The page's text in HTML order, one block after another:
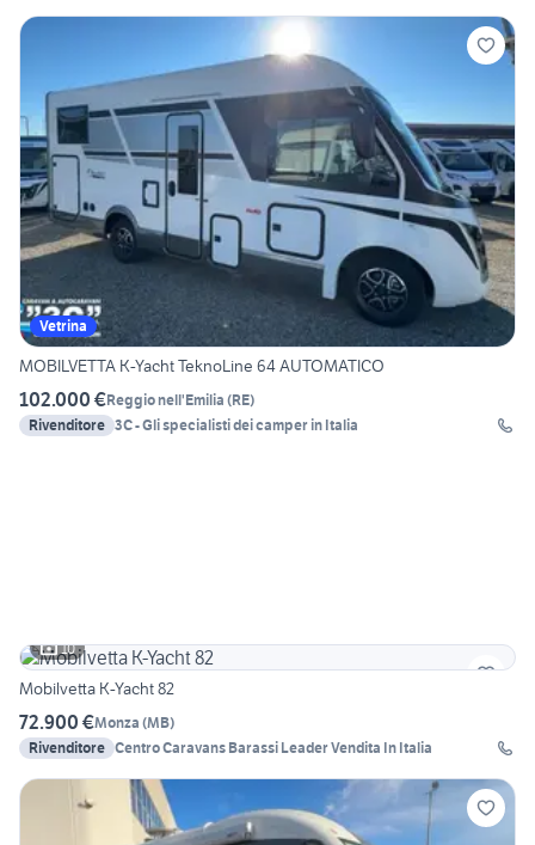
Vetrina
MOBILVETTA K-Yacht TeknoLine 64 AUTOMATICO
102.000 €Reggio nell'Emilia (RE)
Rivenditore 3C - Gli specialisti dei camper in Italia
10
Mobilvetta K-Yacht 82
72.900 €Monza (MB)
Rivenditore Centro Caravans Barassi Leader Vendita In Italia